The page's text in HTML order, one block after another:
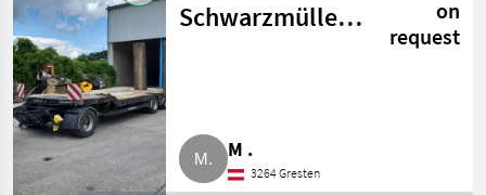
Schwarzmüller
on
request
M .
3264 Gresten